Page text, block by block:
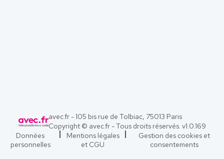
avec.fr - 105 bis rue de Tolbiac, 75013 Paris
Copyright © avec.fr - Tous droits réservés. v1.0.169
Données
personnelles
Mentions légales
et CGU
Gestion des cookies et
consentements